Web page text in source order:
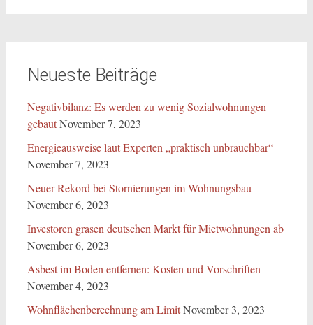
Neueste Beiträge
Negativbilanz: Es werden zu wenig Sozialwohnungen
gebautNovember 7, 2023
Energieausweise laut Experten „praktisch unbrauchbar“
November 7, 2023
Neuer Rekord bei Stornierungen im Wohnungsbau
November 6, 2023
Investoren grasen deutschen Markt für Mietwohnungen ab
November 6, 2023
Asbest im Boden entfernen: Kosten und Vorschriften
November 4, 2023
Wohnflächenberechnung am LimitNovember 3, 2023